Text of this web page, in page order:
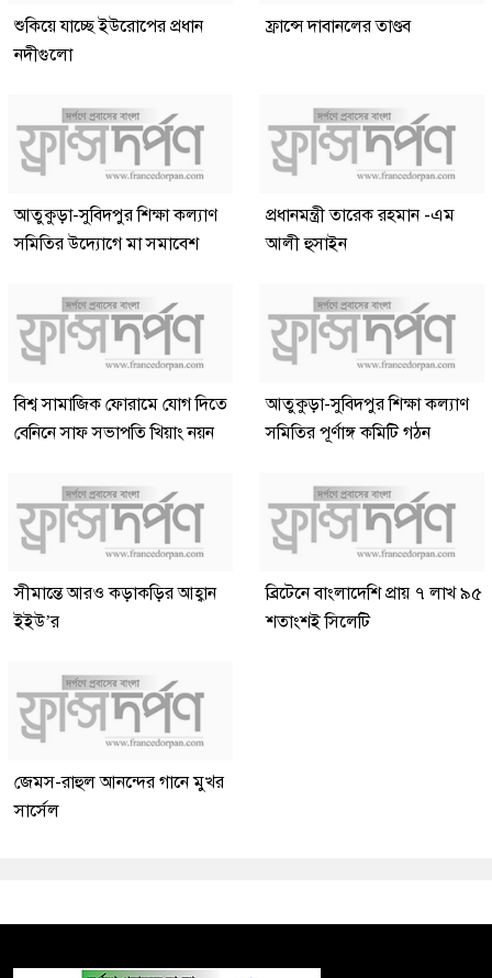
শুকিয়ে যাচ্ছে ইউরোপের প্রধান
নদীগুলো
ফ্রান্সে দাবানলের তাণ্ডব
আতুকুড়া-সুবিদপুর শিক্ষা কল্যাণ
সমিতির উদ্যোগে মা সমাবেশ
প্রধানমন্ত্রী তারেক রহমান -এম
আলী হুসাইন
বিশ্ব সামাজিক ফোরামে যোগ দিতে
বেনিনে সাফ সভাপতি খিয়াং নয়ন
আতুকুড়া-সুবিদপুর শিক্ষা কল্যাণ
সমিতির পূর্ণাঙ্গ কমিটি গঠন
সীমান্তে আরও কড়াকড়ির আহ্বান
ইইউ’র
ব্রিটেনে বাংলাদেশি প্রায় ৭ লাখ ৯৫
শতাংশই সিলেটি
জেমস-রাহুল আনন্দের গানে মুখর
সার্সেল